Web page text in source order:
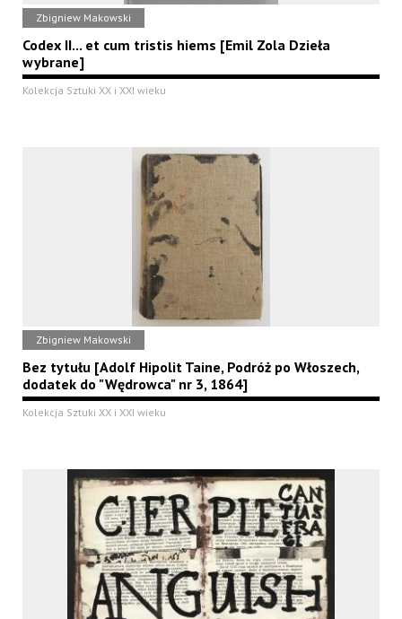
Zbigniew Makowski
Codex II... et cum tristis hiems [Emil Zola Dzieła
wybrane]
Kolekcja Sztuki XX i XXI wieku
Zbigniew Makowski
Bez tytułu [Adolf Hipolit Taine, Podróż po Włoszech,
dodatek do "Wędrowca" nr 3, 1864]
Kolekcja Sztuki XX i XXI wieku